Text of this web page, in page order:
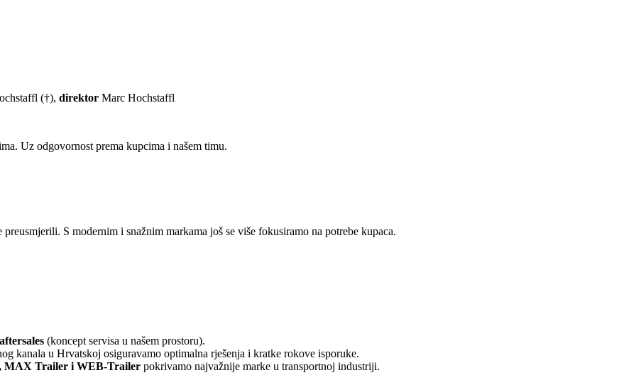
(†),direktor Marc Hochstaffl
Uz odgovornost prema kupcima i našem timu.
S modernim i snažnim markama još se više fokusiramo na potrebe kupaca.
(koncept servisa u našem prostoru).
kanala u Hrvatskoj osiguravamo optimalna rješenja i kratke rokove isporuke.
Trailer i WEB-Trailer pokrivamo najvažnije marke u transportnoj industriji.